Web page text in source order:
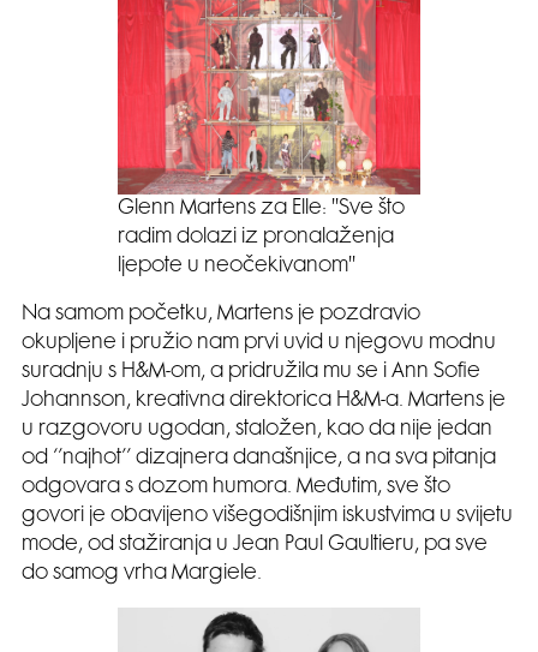
Glenn Martens za Elle: ''Sve što
radim dolazi iz pronalaženja
ljepote u neočekivanom''
Na samom početku, Martens je pozdravio
okupljene i pružio nam prvi uvid u njegovu modnu
suradnju s H&M-om, a pridružila mu se i Ann Sofie
Johannson, kreativna direktorica H&M-a. Martens je
u razgovoru ugodan, staložen, kao da nije jedan
od ‘’najhot’’ dizajnera današnjice, a na sva pitanja
odgovara s dozom humora. Međutim, sve što
govori je obavijeno višegodišnjim iskustvima u svijetu
mode, od stažiranja u Jean Paul Gaultieru, pa sve
do samog vrha Margiele.